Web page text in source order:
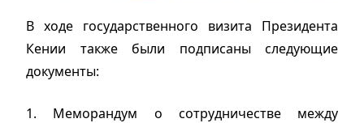
В ходе государственного визита Президента
Кении также были подписаны следующие
документы:
1. Меморандум о сотрудничестве между